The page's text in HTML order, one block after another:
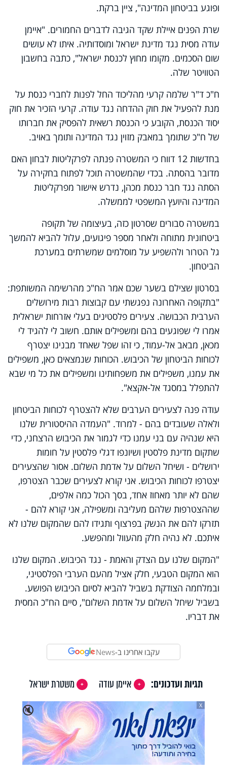
ופוגע בביטחון המדינה", ציין ברקת.
שרת הפנים איילת שקד הגיבה לדברים החמורים. "איימן
עודה מסית נגד מדינת ישראל ומוסדותיה. איתו לא עושים
שום הסכמים. מקומו מחוץ לכנסת ישראל", כתבה בחשבון
הטוויטר שלה.
ח"כ ד"ר שלמה קרעי מהליכוד החל לפנות לחברי כנסת על
מנת להפעיל את חוק ההדחה נגד עודה. קרעי הזכיר את חוק
יסוד הכנסת, הקובע כי הכנסת רשאית להפסיק את חברותו
של ח"כ שתומך במאבק מזוין נגד המדינה ותומך באויב.
בחדשות 12 דווח כי המשטרה פנתה לפרקליטות לבחון האם
מדובר בהסתה. בכדי שהמשטרה תוכל לפתוח בחקירה על
הסתה נגד חבר כנסת מכהן, נדרש אישור מפרקליטות
המדינה והיועץ המשפטי לממשלה.
במשטרה סבורים שסרטון כזה, בעיצומה של תקופה
ביטחונית מתוחה ולאחר מספר פיגועים, עלול להביא להמשך
גל הטרור ולהשפיע על מוסלמים שמשרתים במערכת
הביטחון.
בסרטון שצילם בשער שכם אמר הח"כ מהרשימה המשותפת:
"בתקופה האחרונה נפגשתי עם קבוצות רבות מירושלים
הערבית הכבושה. צעירים פלסטינים בעלי אזרחות ישראלית
אמרו לי שפוגעים בהם ומשפילים אותם. חשוב לי להגיד לי
מכאן, מבאב אל-עמוד, כי זהו שפל שאחד מבנינו יצטרף
לכוחות הביטחון של הכיבוש. הכוחות שנמצאים כאן, משפילים
את עמנו, משפילים את משפחותינו ומשפילים את כל מי שבא
להתפלל במסגד אל-אקצא".
עודה פנה לצעירים הערבים שלא להצטרף לכוחות הביטחון
ולאלה שעובדים בהם - למרוד. "העמדה ההיסטורית שלנו
היא שנהיה עם בני עמנו כדי לגמור את הכיבוש הרצחני, כדי
שתקום מדינת פלסטין ושיונפו דגלי פלסטין על חומות
ירושלים - ושיחל השלום על אדמת השלום. אסור שהצעירים
יצטרפו לכוחות הכיבוש. אני קורא לצעירים שכבר הצטרפו,
שהם לא יותר מאחוז אחד, בסך הכול כמה אלפים,
שההצטרפות שלהם מעליבה ומשפילה, אני קורא להם -
תזרקו להם את הנשק בפרצוף ותגידו להם שהמקום שלנו לא
איתכם. לא נהיה חלק מהעוול ומהפשע.
"המקום שלנו עם הצדק והאמת - נגד הכיבוש. המקום שלנו
הוא המקום הטבעי, חלק אציל מהעם הערבי הפלסטיני,
ובמלחמה הצודקת בשביל להביא לסיום הכיבוש הפושע.
בשביל שיחל השלום על אדמת השלום", סיים הח"כ המסית
את דבריו.
עקבו אחרינו ב-News
תגיות ועדכונים: איימן עודה
משטרת ישראל
🔇
X